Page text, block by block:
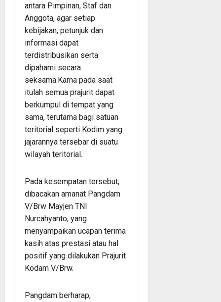
antara Pimpinan, Staf dan
Anggota, agar setiap
kebijakan, petunjuk dan
informasi dapat
terdistribusikan serta
dipahami secara
seksama.Karna pada saat
itulah semua prajurit dapat
berkumpul di tempat yang
sama, terutama bagi satuan
teritorial seperti Kodim yang
jajarannya tersebar di suatu
wilayah teritorial.
Pada kesempatan tersebut,
dibacakan amanat Pangdam
V/Brw Mayjen TNI
Nurcahyanto, yang
menyampaikan ucapan terima
kasih atas prestasi atau hal
positif yang dilakukan Prajurit
Kodam V/Brw.
Pangdam berharap,